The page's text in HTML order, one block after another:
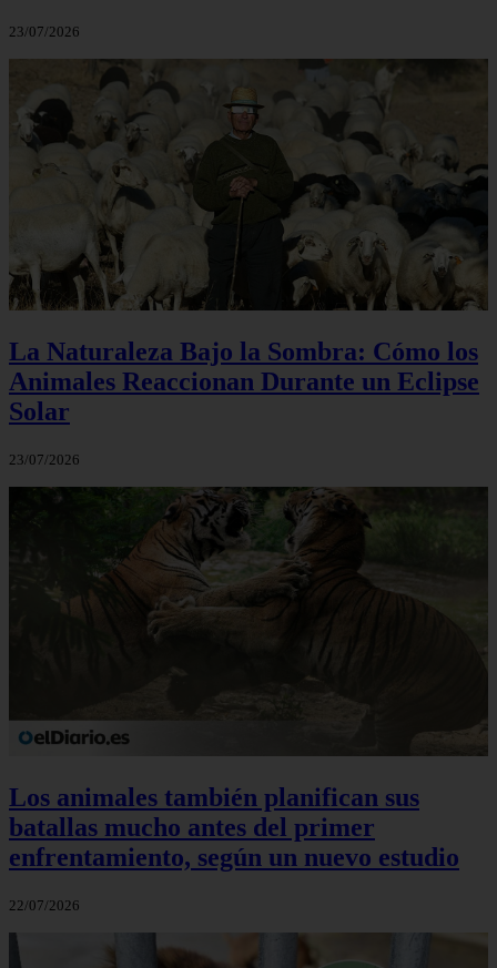
23/07/2026
La Naturaleza Bajo la Sombra: Cómo los
Animales Reaccionan Durante un Eclipse
Solar
23/07/2026
Los animales también planifican sus
batallas mucho antes del primer
enfrentamiento, según un nuevo estudio
22/07/2026